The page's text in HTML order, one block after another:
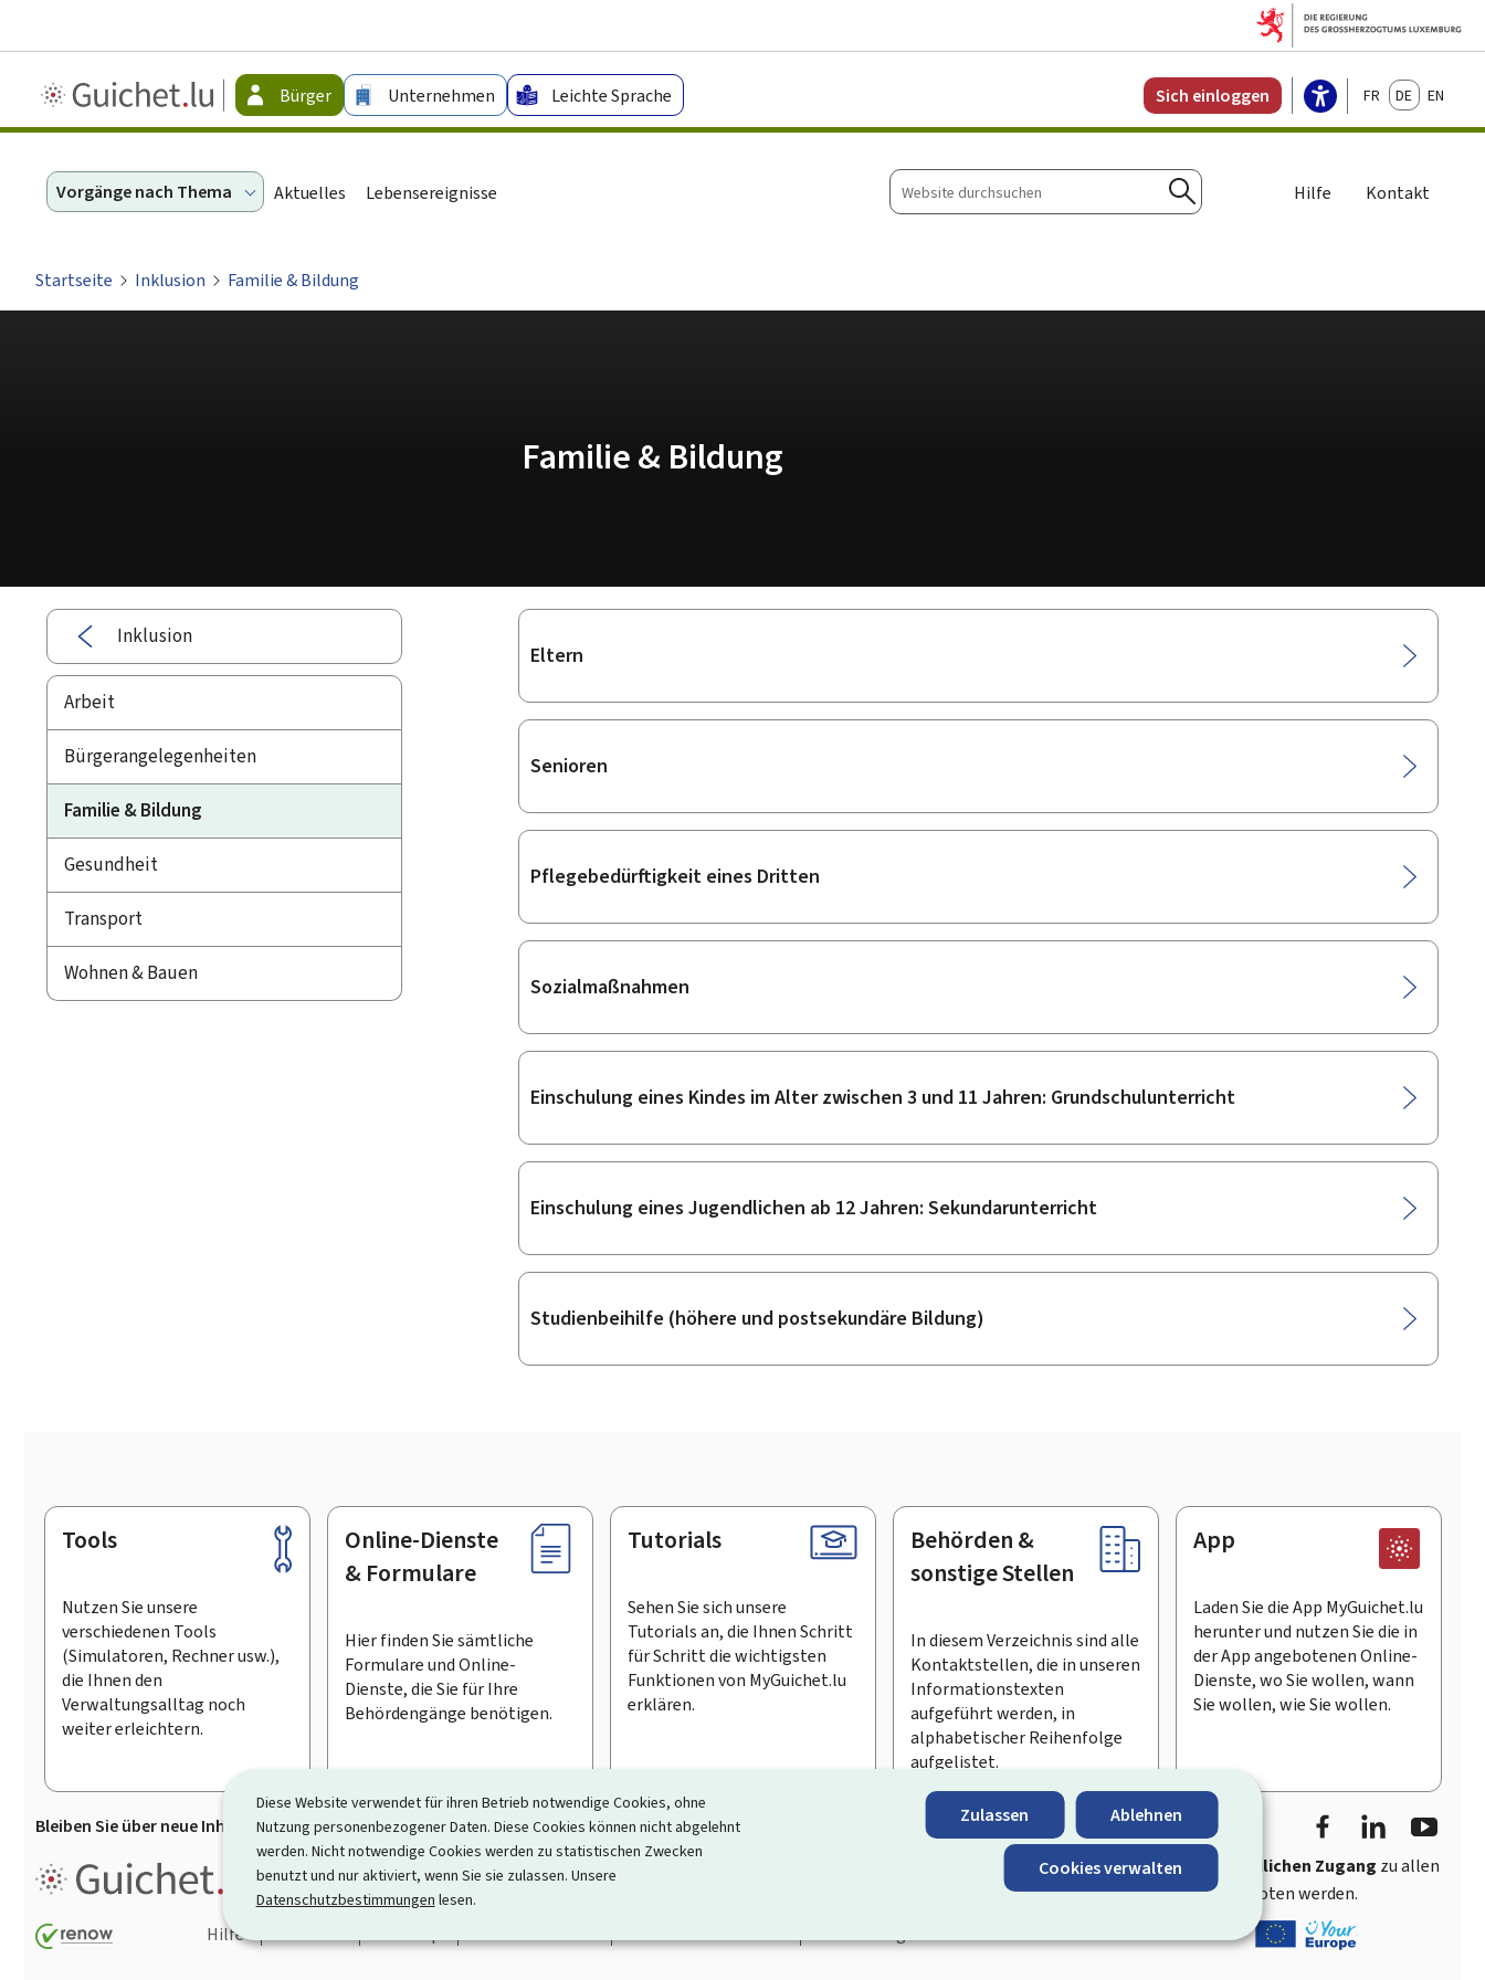
Diese Website verwendet für ihren Betrieb notwendige Cookies, ohne
Nutzung personenbezogener Daten. Diese Cookies können nicht abgelehnt
werden. Nicht notwendige Cookies werden zu statistischen Zwecken
benutzt und nur aktiviert, wenn Sie sie zulassen. Unsere
Datenschutzbestimmungen lesen.
Zulassen Ablehnen
Cookies verwalten
Guichet.lu
-
Bürger Unternehmen Leichte Sprache Sich einloggen FrançaisDeutschEnglish
Vorgänge nach Thema Aktuelles Lebensereignisse
Website
durchsuchen
Suchen
Hilfe Kontakt
Startseite Inklusion Familie & Bildung
Familie & Bildung
Inklusion
Arbeit
Bürgerangelegenheiten
Familie & Bildung
Gesundheit
Transport
Wohnen & Bauen
Unterrubriken
Eltern
Senioren
Pflegebedürftigkeit eines Dritten
Sozialmaßnahmen
Einschulung eines Kindes im Alter zwischen 3 und 11 Jahren: Grundschulunterricht
Einschulung eines Jugendlichen ab 12 Jahren: Sekundarunterricht
Studienbeihilfe (höhere und postsekundäre Bildung)
Footer
Tools
Nutzen Sie unsere
verschiedenen Tools
(Simulatoren, Rechner usw.),
die Ihnen den
Verwaltungsalltag noch
weiter erleichtern.
Online-Dienste
& Formulare
Hier finden Sie sämtliche
Formulare und Online-
Dienste, die Sie für Ihre
Behördengänge benötigen.
Tutorials
Sehen Sie sich unsere
Tutorials an, die Ihnen Schritt
für Schritt die wichtigsten
Funktionen von MyGuichet.lu
erklären.
Behörden &
sonstige Stellen
In diesem Verzeichnis sind alle
Kontaktstellen, die in unseren
Informationstexten
aufgeführt werden, in
alphabetischer Reihenfolge
aufgelistet.
App
Laden Sie die App MyGuichet.lu
herunter und nutzen Sie die in
der App angebotenen Online-
Dienste, wo Sie wollen, wann
Sie wollen, wie Sie wollen.
Bleiben Sie über neue Inhalte auf Guichet.lu informiert Den Newsletter abonnieren
FacebookLinkedIn
Guichet.lu ist ein Informationsportal, das Ihre Interaktion mit dem Staat vereinfacht schnellen und benutzerfreundlichen Zugang zu allen
Informationen, Behördengängen und Dienstleistungen, die von den Behörden und sonstigen öffentlichen Stellen Luxemburgs angeboten werden.
Hilfe